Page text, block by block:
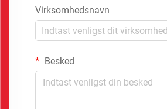
Virksomhedsnavn
Besked